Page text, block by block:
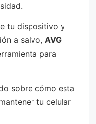
tu dispositivo y
a salvo, AVG
para
sobre cómo esta
tu celular